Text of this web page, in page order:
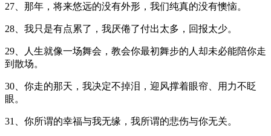
27、那年，将来悠远的没有外形，我们纯真的没有懊恼。
28、我只是有点累了，我厌倦了付出太多，回报太少。
29、人生就像一场舞会，教会你最初舞步的人却未必能陪你走
到散场。
30、你走的那天，我决定不掉泪，迎风撑着眼帘、用力不眨
眼。
31、你所谓的幸福与我无缘，我所谓的悲伤与你无关。